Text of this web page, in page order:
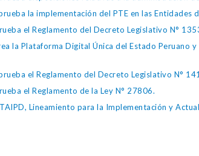
la implementación del PTE en las Entidades
el Reglamento del Decreto Legislativo N°
la Plataforma Digital Única del Estado Peruano
el Reglamento del Decreto Legislativo N°
el Reglamento de la Ley N° 27806.
Lineamiento para la Implementación y